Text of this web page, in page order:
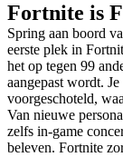
Fortnite is
Spring aan boord
eerste plek in
het op tegen 99
aangepast wordt.
voorgeschoteld,
Van nieuwe
zelfs in-game
beleven. Fortnite